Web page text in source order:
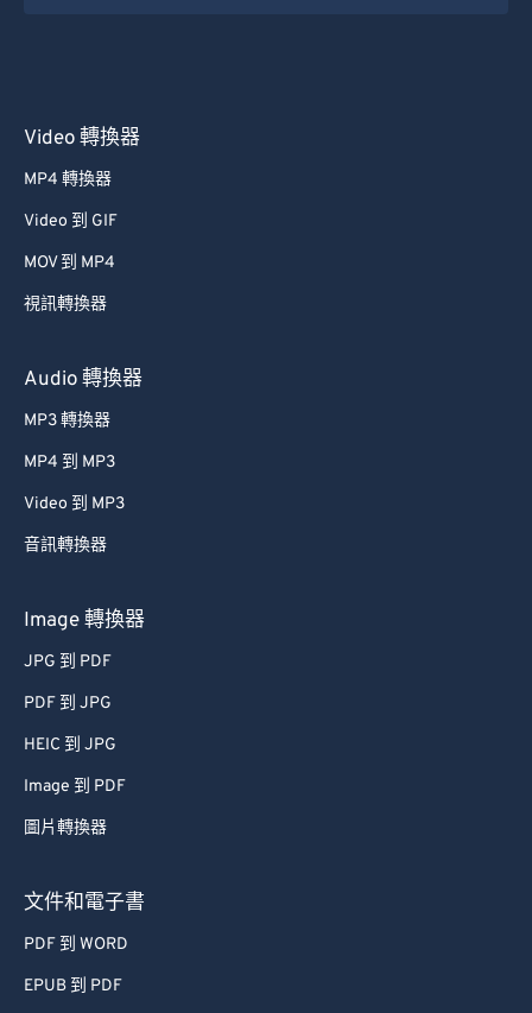
Video 轉換器
MP4 轉換器
Video 到 GIF
MOV 到 MP4
視訊轉換器
Audio 轉換器
MP3 轉換器
MP4 到 MP3
Video 到 MP3
音訊轉換器
Image 轉換器
JPG 到 PDF
PDF 到 JPG
HEIC 到 JPG
Image 到 PDF
圖片轉換器
文件和電子書
PDF 到 WORD
EPUB 到 PDF